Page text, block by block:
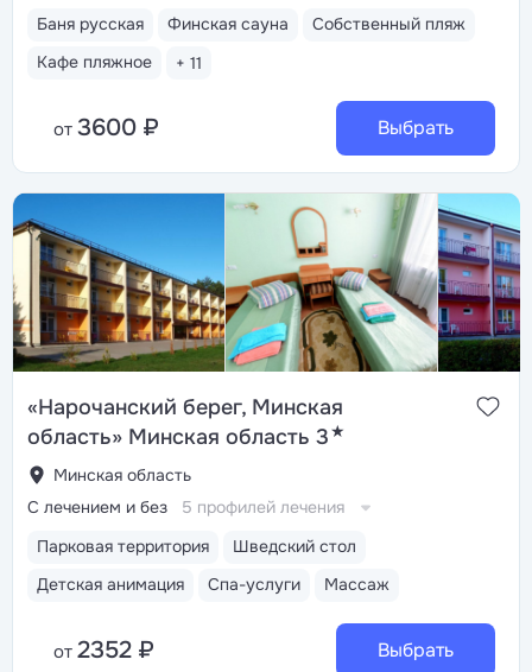
Баня русская Финская сауна
Собственный пляж
Кафе пляжное
+ 11
от 3600 ₽ Выбрать
«Нарочанский берег, Минская
область» Минская область 3★
Минская область
Парковая территория
Шведский стол
Детская анимация
Спа-услуги Массаж
С лечением и без 5 профилей лечения
от 2352 ₽ Выбрать